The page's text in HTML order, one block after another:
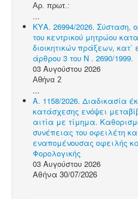
Αρ. πρωτ.:
...
ΚΥΑ. 26994/2026. Σύσταση,
του κεντρικού μητρώου
διοικητικών πράξεων,
άρθρου 3 του N . 2690/1999.
03 Αυγούστου 2026
Αθήνα 2
...
Α. 1158/2026. Διαδικασία
κατάσχεσης ενόψει
αιτία με τίμημα.
συνέπειας του οφειλέτη
εναπομένουσας οφειλής
Φορολογικής
03 Αυγούστου 2026
Αθήνα 30/07/2026